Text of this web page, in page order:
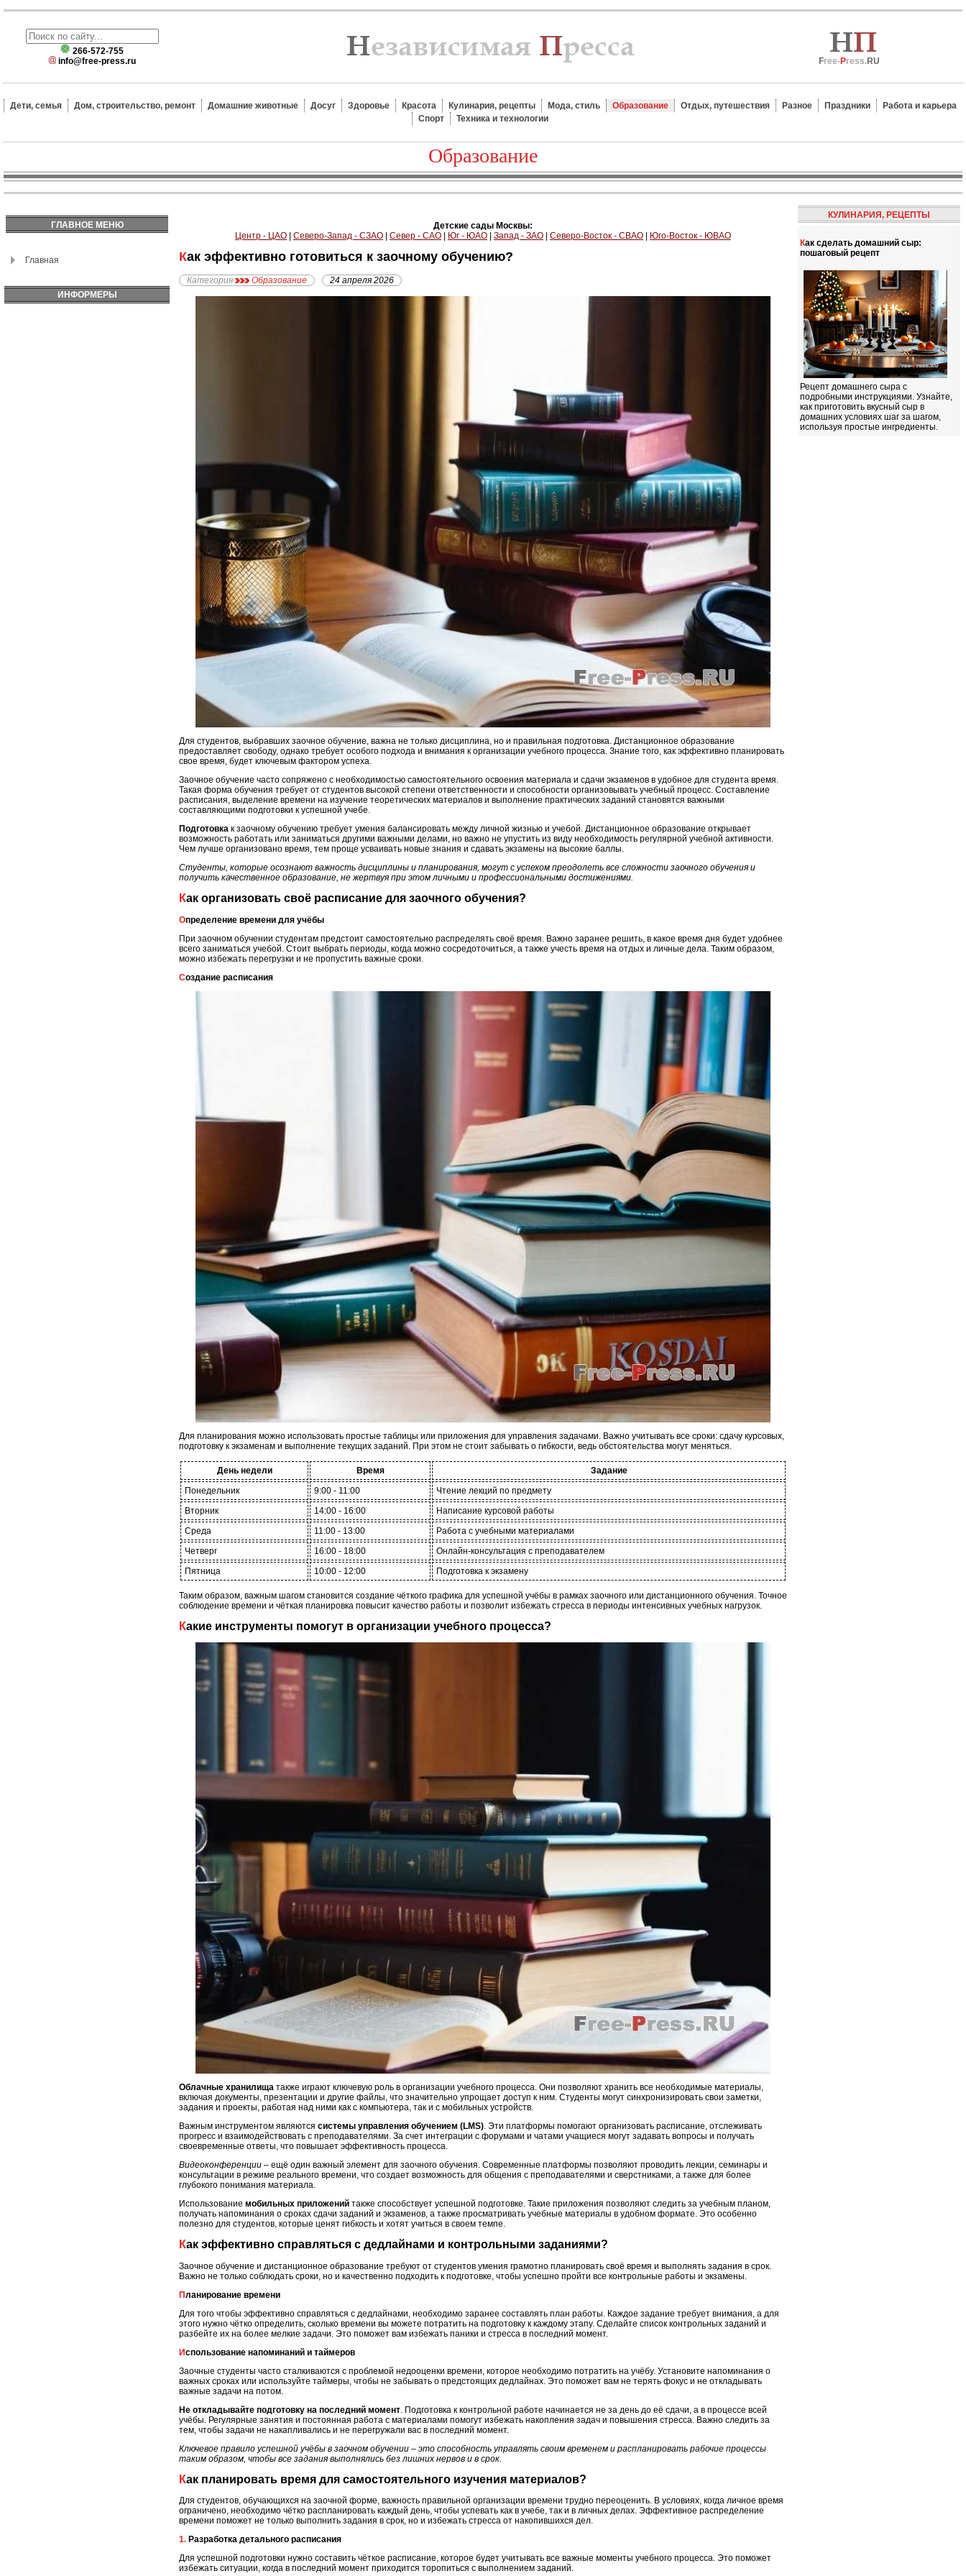
266-572-755
info@free-press.ru
Free-Press.RU
Дети, семья Дом, строительство, ремонт Домашние животные Досуг Здоровье Красота Кулинария, рецепты Мода, стиль Образование Отдых, путешествия Разное Праздники
Работа и карьера
Спорт
Техника и технологии
Образование
ГЛАВНОЕ МЕНЮ
Главная
ИНФОРМЕРЫ
Детские сады Москвы:
Центр - ЦАО
Северо-Запад - СЗАО Север - САО Юг - ЮАО Запад - ЗАО Северо-Восток - СВАО Юго-Восток - ЮВАО
Как эффективно готовиться к заочному обучению?
Категория Образование 24 апреля 2026
Для студентов, выбравших заочное обучение, важна не только дисциплина, но и правильная подготовка. Дистанционное образование
предоставляет свободу, однако требует особого подхода и внимания к организации учебного процесса. Знание того, как эффективно планировать
свое время, будет ключевым фактором успеха.
Заочное обучение часто сопряжено с необходимостью самостоятельного освоения материала и сдачи экзаменов в удобное для студента время.
Такая форма обучения требует от студентов высокой степени ответственности и способности организовывать учебный процесс. Составление
расписания, выделение времени на изучение теоретических материалов и выполнение практических заданий становятся важными
составляющими подготовки к успешной учебе.
Подготовка к заочному обучению требует умения балансировать между личной жизнью и учебой. Дистанционное образование открывает
возможность работать или заниматься другими важными делами, но важно не упустить из виду необходимость регулярной учебной активности.
Чем лучше организовано время, тем проще усваивать новые знания и сдавать экзамены на высокие баллы.
Студенты, которые осознают важность дисциплины и планирования, могут с успехом преодолеть все сложности заочного обучения и
получить качественное образование, не жертвуя при этом личными и профессиональными достижениями.
Как организовать своё расписание для заочного обучения?
Определение времени для учёбы
При заочном обучении студентам предстоит самостоятельно распределять своё время. Важно заранее решить, в какое время дня будет удобнее
всего заниматься учебой. Стоит выбрать периоды, когда можно сосредоточиться, а также учесть время на отдых и личные дела. Таким образом,
можно избежать перегрузки и не пропустить важные сроки.
Создание расписания
Для планирования можно использовать простые таблицы или приложения для управления задачами. Важно учитывать все сроки: сдачу курсовых,
подготовку к экзаменам и выполнение текущих заданий. При этом не стоит забывать о гибкости, ведь обстоятельства могут меняться.
День недели Время
Задание
Понедельник
9:00 - 11:00
Чтение лекций по предмету
Вторник
14:00 - 16:00
Написание курсовой работы
Среда
11:00 - 13:00
Работа с учебными материалами
Четверг
16:00 - 18:00
Онлайн-консультация с преподавателем
Пятница
10:00 - 12:00 Подготовка к экзамену
Таким образом, важным шагом становится создание чёткого графика для успешной учёбы в рамках заочного или дистанционного обучения. Точное
соблюдение времени и чёткая планировка повысит качество работы и позволит избежать стресса в периоды интенсивных учебных нагрузок.
Какие инструменты помогут в организации учебного процесса?
Облачные хранилища также играют ключевую роль в организации учебного процесса. Они позволяют хранить все необходимые материалы,
включая документы, презентации и другие файлы, что значительно упрощает доступ к ним. Студенты могут синхронизировать свои заметки,
задания и проекты, работая над ними как с компьютера, так и с мобильных устройств.
Важным инструментом являются системы управления обучением (LMS). Эти платформы помогают организовать расписание, отслеживать
прогресс и взаимодействовать с преподавателями. За счет интеграции с форумами и чатами учащиеся могут задавать вопросы и получать
своевременные ответы, что повышает эффективность процесса.
Видеоконференции – ещё один важный элемент для заочного обучения. Современные платформы позволяют проводить лекции, семинары и
консультации в режиме реального времени, что создает возможность для общения с преподавателями и сверстниками, а также для более
глубокого понимания материала.
Использование мобильных приложений также способствует успешной подготовке. Такие приложения позволяют следить за учебным планом,
получать напоминания о сроках сдачи заданий и экзаменов, а также просматривать учебные материалы в удобном формате. Это особенно
полезно для студентов, которые ценят гибкость и хотят учиться в своем темпе.
Как эффективно справляться с дедлайнами и контрольными заданиями?
Заочное обучение и дистанционное образование требуют от студентов умения грамотно планировать своё время и выполнять задания в срок.
Важно не только соблюдать сроки, но и качественно подходить к подготовке, чтобы успешно пройти все контрольные работы и экзамены.
Планирование времени
Для того чтобы эффективно справляться с дедлайнами, необходимо заранее составлять план работы. Каждое задание требует внимания, а для
этого нужно чётко определить, сколько времени вы можете потратить на подготовку к каждому этапу. Сделайте список контрольных заданий и
разбейте их на более мелкие задачи. Это поможет вам избежать паники и стресса в последний момент.
Использование напоминаний и таймеров
Заочные студенты часто сталкиваются с проблемой недооценки времени, которое необходимо потратить на учёбу. Установите напоминания о
важных сроках или используйте таймеры, чтобы не забывать о предстоящих дедлайнах. Это поможет вам не терять фокус и не откладывать
важные задачи на потом.
Не откладывайте подготовку на последний момент . Подготовка к контрольной работе начинается не за день до её сдачи, а в процессе всей
учёбы. Регулярные занятия и постоянная работа с материалами помогут избежать накопления задач и повышения стресса. Важно следить за
тем, чтобы задачи не накапливались и не перегружали вас в последний момент.
Ключевое правило успешной учёбы в заочном обучении – это способность управлять своим временем и распланировать рабочие процессы
таким образом, чтобы все задания выполнялись без лишних нервов и в срок.
Как планировать время для самостоятельного изучения материалов?
Для студентов, обучающихся на заочной форме, важность правильной организации времени трудно переоценить. В условиях, когда личное время
ограничено, необходимо чётко распланировать каждый день, чтобы успевать как в учебе, так и в личных делах. Эффективное распределение
времени поможет не только выполнить задания в срок, но и избежать стресса от накопившихся дел.
1. Разработка детального расписания
Для успешной подготовки нужно составить чёткое расписание, которое будет учитывать все важные моменты учебного процесса. Это поможет
избежать ситуации, когда в последний момент приходится торопиться с выполнением заданий.
КУЛИНАРИЯ, РЕЦЕПТЫ
Как сделать домашний сыр:
пошаговый рецепт
Рецепт домашнего сыра с
подробными инструкциями. Узнайте,
как приготовить вкусный сыр в
домашних условиях шаг за шагом,
используя простые ингредиенты.